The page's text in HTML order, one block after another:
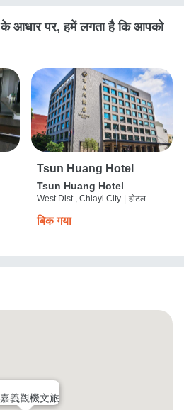
के आधार पर, हमें लगता है कि आपको
Tsun Huang Hotel
Tsun Huang Hotel
West Dist., Chiayi City होटल
बिक गया
嘉義觀機文旅